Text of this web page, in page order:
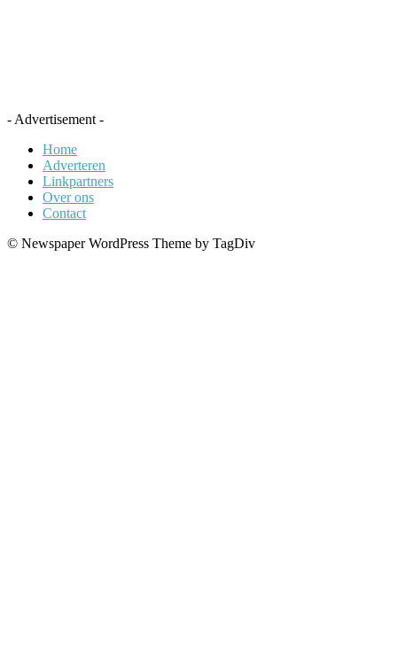
- Advertisement -
Home
Adverteren
Linkpartners
Over ons
Contact
© Newspaper WordPress Theme by TagDiv